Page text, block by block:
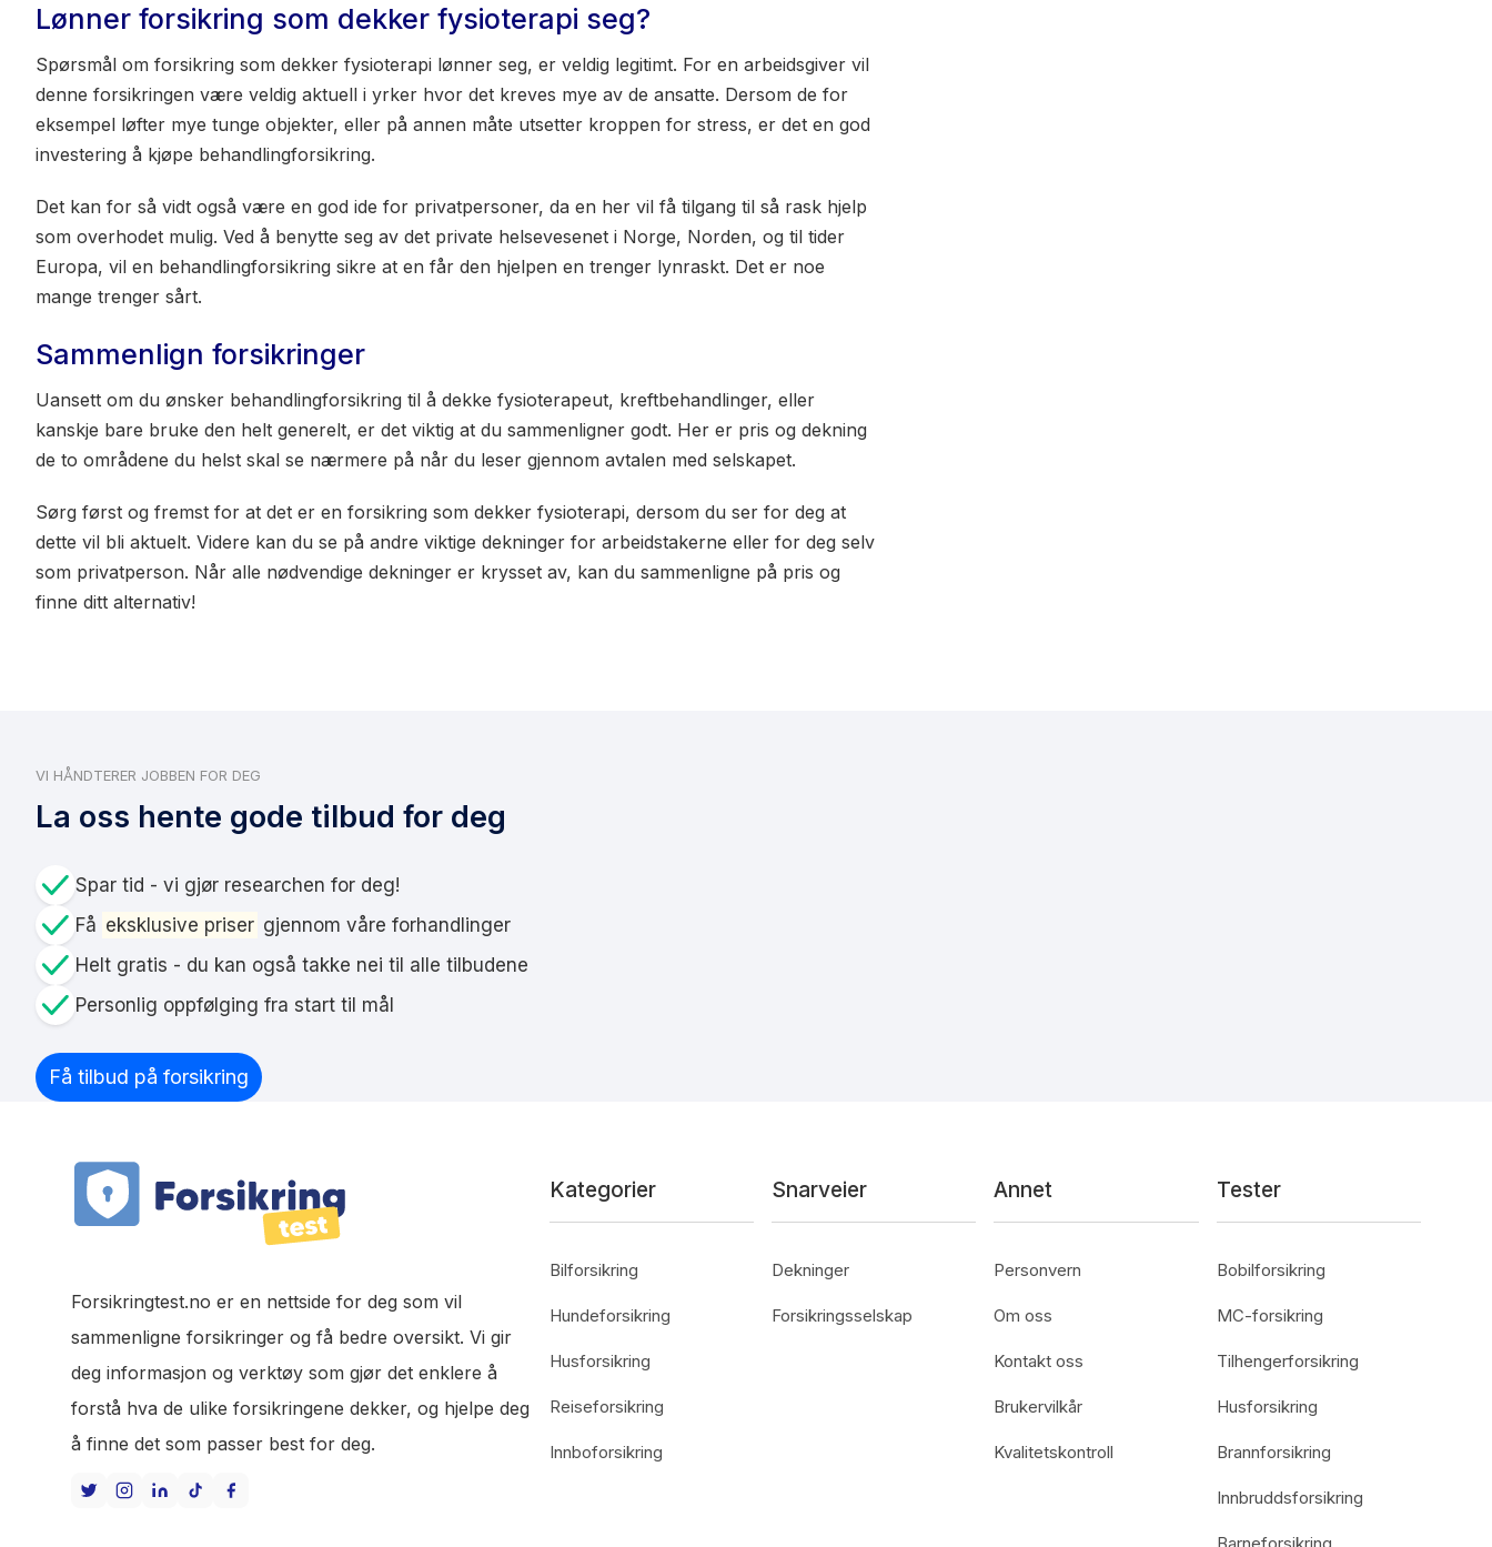
Lønner forsikring som dekker fysioterapi seg?
Spørsmål om forsikring som dekker fysioterapi lønner seg, er veldig legitimt. For en arbeidsgiver vil
denne forsikringen være veldig aktuell i yrker hvor det kreves mye av de ansatte. Dersom de for
eksempel løfter mye tunge objekter, eller på annen måte utsetter kroppen for stress, er det en god
investering å kjøpe behandlingforsikring.
Det kan for så vidt også være en god ide for privatpersoner, da en her vil få tilgang til så rask hjelp
som overhodet mulig. Ved å benytte seg av det private helsevesenet i Norge, Norden, og til tider
Europa, vil en behandlingforsikring sikre at en får den hjelpen en trenger lynraskt. Det er noe
mange trenger sårt.
Sammenlign forsikringer
Uansett om du ønsker behandlingforsikring til å dekke fysioterapeut, kreftbehandlinger, eller
kanskje bare bruke den helt generelt, er det viktig at du sammenligner godt. Her er pris og dekning
de to områdene du helst skal se nærmere på når du leser gjennom avtalen med selskapet.
Sørg først og fremst for at det er en forsikring som dekker fysioterapi, dersom du ser for deg at
dette vil bli aktuelt. Videre kan du se på andre viktige dekninger for arbeidstakerne eller for deg selv
som privatperson. Når alle nødvendige dekninger er krysset av, kan du sammenligne på pris og
finne ditt alternativ!
VI HÅNDTERER JOBBEN FOR DEG
La oss hente gode tilbud for deg
Spar tid - vi gjør researchen for deg!
Få eksklusive priser gjennom våre forhandlinger
Helt gratis - du kan også takke nei til alle tilbudene
Personlig oppfølging fra start til mål
Få tilbud på forsikring
Forsikringtest.no er en nettside for deg som vil
sammenligne forsikringer og få bedre oversikt. Vi gir
deg informasjon og verktøy som gjør det enklere å
forstå hva de ulike forsikringene dekker, og hjelpe deg
å finne det som passer best for deg.
Kategorier
Bilforsikring
Hundeforsikring
Husforsikring
Reiseforsikring
Innboforsikring
Snarveier
Dekninger
Forsikringsselskap
Annet
Personvern
Om oss
Kontakt oss
Brukervilkår
Kvalitetskontroll
Tester
Bobilforsikring
MC-forsikring
Tilhengerforsikring
Husforsikring
Brannforsikring
Innbruddsforsikring